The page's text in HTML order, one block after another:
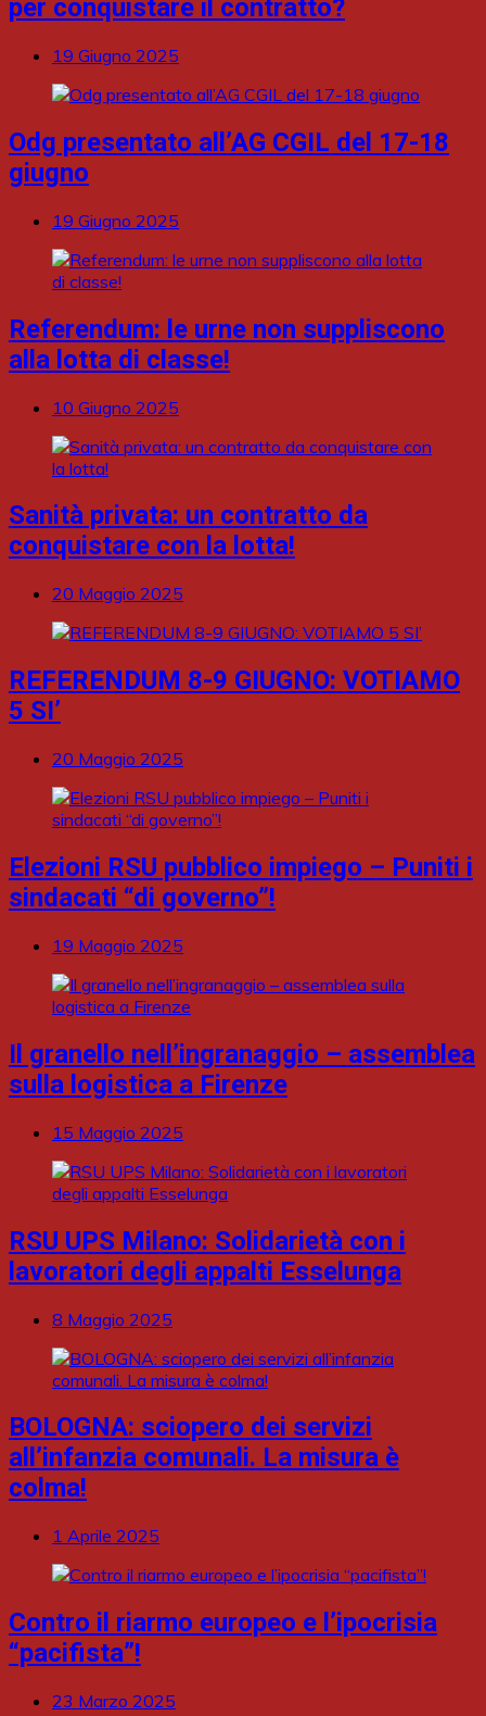
per conquistare il contratto?
19 Giugno 2025
Odg presentato all’AG CGIL del 17-18
giugno
19 Giugno 2025
Referendum: le urne non suppliscono
alla lotta di classe!
10 Giugno 2025
Sanità privata: un contratto da
conquistare con la lotta!
20 Maggio 2025
REFERENDUM 8-9 GIUGNO: VOTIAMO
5 SI’
20 Maggio 2025
Elezioni RSU pubblico impiego – Puniti i
sindacati “di governo”!
19 Maggio 2025
Il granello nell’ingranaggio – assemblea
sulla logistica a Firenze
15 Maggio 2025
RSU UPS Milano: Solidarietà con i
lavoratori degli appalti Esselunga
8 Maggio 2025
BOLOGNA: sciopero dei servizi
all’infanzia comunali. La misura è
colma!
1 Aprile 2025
Contro il riarmo europeo e l’ipocrisia
“pacifista”!
23 Marzo 2025